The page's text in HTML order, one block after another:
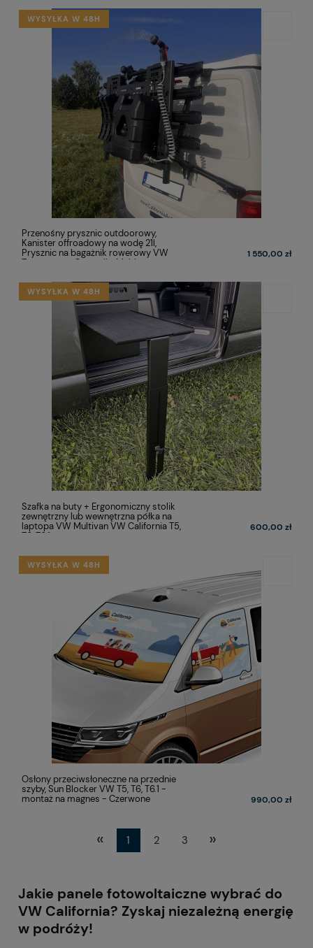
Przenośny prysznic outdoorowy,
Kanister offroadowy na wodę 21l,
Prysznic na bagażnik rowerowy VW
Transporter, Caravelle, Multivan,
1 550,00 zł
WYSYŁKA W 48H
Szafka na buty + Ergonomiczny stolik
zewnętrzny lub wewnętrzna półka na
laptopa VW Multivan VW California T5,
T6, T6.1
600,00 zł
WYSYŁKA W 48H
Osłony przeciwsłoneczne na przednie
szyby, Sun Blocker VW T5, T6, T6.1 -
montaż na magnes - Czerwone
990,00 zł
WYSYŁKA W 48H
« 1 2 3 »
Jakie panele fotowoltaiczne wybrać do
VW California? Zyskaj niezależną energię
w podróży!